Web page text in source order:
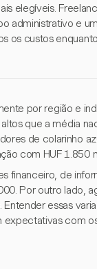
elegíveis.
administrativo e
os custos
por região e
que a média
de colarinho
com HUF 1.850
financeiro, de
Por outro lado,
essas
com